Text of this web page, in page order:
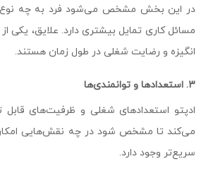
در این بخش مشخص می‌شود فرد به چه نوع
مسائل کاری تمایل بیشتری دارد. علایق، یکی
انگیزه و رضایت شغلی در طول زمان هستند.
۳. استعدادها و توانمندی‌ها
ادپتو استعدادهای شغلی و ظرفیت‌های قابل
می‌کند تا مشخص شود در چه نقش‌هایی
سریع‌تر وجود دارد.